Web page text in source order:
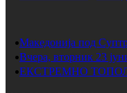
Македонија под
Вчера, вторник 23
ЕКСТРЕМНО ТОПОЛ